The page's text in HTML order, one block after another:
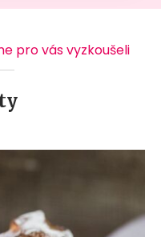
pro vás vyzkoušeli